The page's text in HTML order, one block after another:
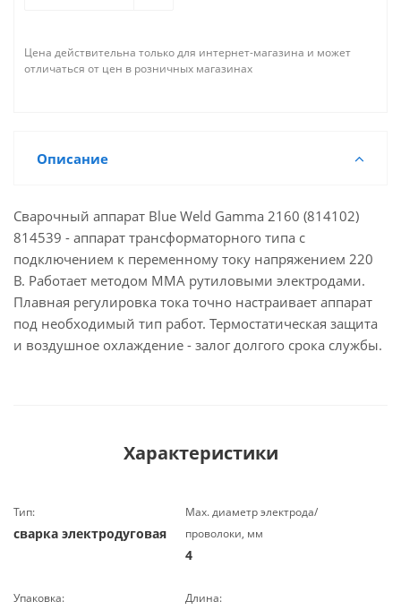
Цена действительна только для интернет-магазина и может
отличаться от цен в розничных магазинах
Описание
Сварочный аппарат Blue Weld Gamma 2160 (814102)
814539 - аппарат трансформаторного типа с
подключением к переменному току напряжением 220
В. Работает методом ММА рутиловыми электродами.
Плавная регулировка тока точно настраивает аппарат
под необходимый тип работ. Термостатическая защита
и воздушное охлаждение - залог долгого срока службы.
Характеристики
Тип:
сварка электродуговая
Маx. диаметр электрода/
проволоки, мм
4
Упаковка: Длина: